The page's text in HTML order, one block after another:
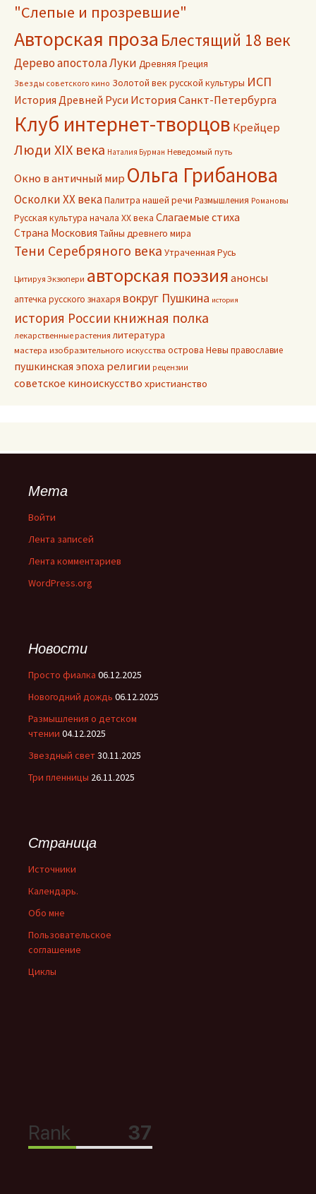
"Слепые и прозревшие"
Авторская проза Блестящий 18 век
Дерево апостола Луки Древняя Греция
Звезды советского кино Золотой век русской культуры ИСП
История Древней Руси История Санкт-Петербурга
Клуб интернет-творцов Крейцер
Люди XIX века Наталия Бурман Неведомый путь
Окно в античный мир Ольга Грибанова
Осколки ХХ векаПалитра нашей речи Размышления Романовы
Русская культура начала ХХ века Слагаемые стиха
Страна Московия Тайны древнего мира
Тени Серебряного века Утраченная Русь
Цитируя Экзюпери авторская поэзия анонсы
аптечка русского знахаря вокруг Пушкина история
история России книжная полка
лекарственные растения литература
мастера изобразительного искусства острова Невы православие
пушкинская эпоха религии рецензии
советское киноискусство христианство
Мета
Войти
Лента записей
Лента комментариев
WordPress.org
Новости
Просто фиалка 06.12.2025
Новогодний дождь 06.12.2025
Размышления о детском
чтении 04.12.2025
Звездный свет30.11.2025
Три пленницы 26.11.2025
Страница
Источники
Календарь.
Обо мне
Пользовательское
соглашение
Циклы